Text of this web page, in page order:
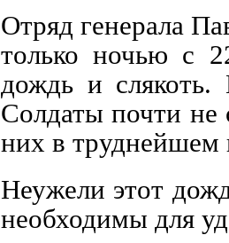
Отряд генерала
только ночью с
дождь и слякоть.
Солдаты почти не
них в труднейшем
Неужели этот
необходимы для